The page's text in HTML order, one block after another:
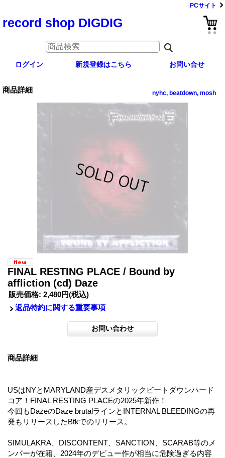
PCサイト
record shop DIGDIG
ログイン 新規登録はこちら お問い合せ
商品詳細 nyhc, beatdown, mosh
FINAL RESTING PLACE / Bound by
affliction (cd) Daze
販売価格: 2,480円(税込)
返品特約に関する重要事項
商品詳細
USはNYとMARYLAND産デスメタリックビートダウンハード
コア！FINAL RESTING PLACEの2025年新作！
今回もDazeのDaze brutalラインとINTERNAL BLEEDINGの再
発もリリースしたBtkでのリリース。
SIMULAKRA、DISCONTENT、SANCTION、SCARAB等のメ
ンバーが在籍、2024年のデビュー作が相当に危険過ぎる内容